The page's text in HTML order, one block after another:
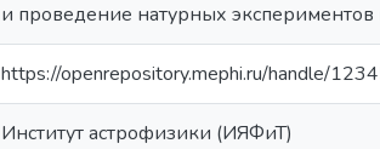
и проведение натурных
https://openrepository.mephi.ru/handle/
Институт астрофизики (ИЯФиТ)